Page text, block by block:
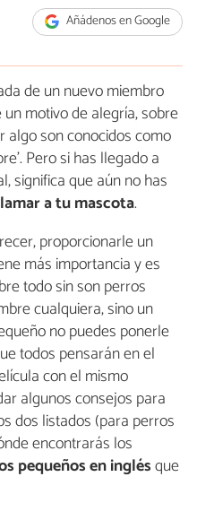
Añádenos en Google
de un nuevo miembro
motivo de alegría, sobre
algo son conocidos como
Pero si has llegado a
significa que aún no has
a tu mascota.
proporcionarle un
más importancia y es
todo sin son perros
cualquiera, sino un
no puedes ponerle
todos pensarán en el
con el mismo
algunos consejos para
dos listados (para perros
encontrarás los
pequeños en inglésque